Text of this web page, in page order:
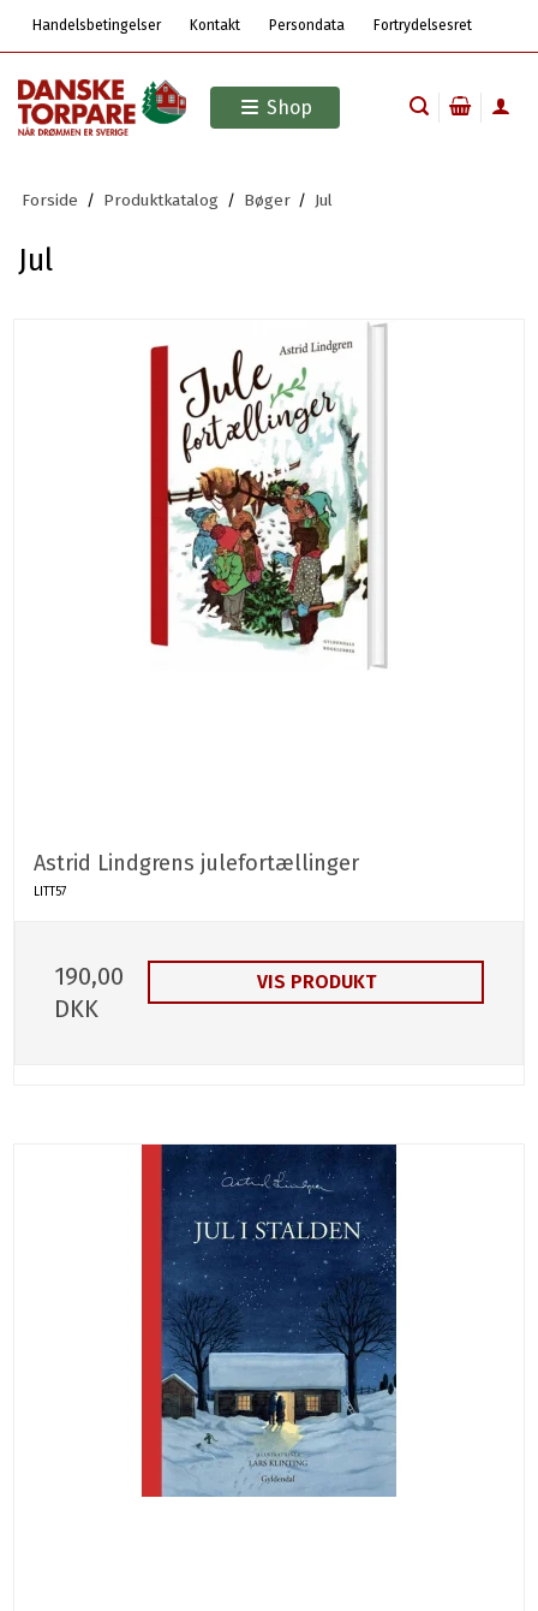
Handelsbetingelser Kontakt Persondata Fortrydelsesret
Shop
Forside / Produktkatalog / Bøger / Jul
Jul
Astrid Lindgrens julefortællinger
LITT57
190,00
DKK
VIS PRODUKT